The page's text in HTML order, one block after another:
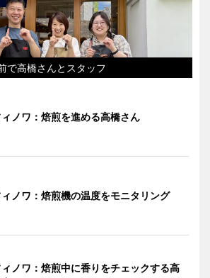
で高橋さんとスタッフ
ィノワ：焙煎を進める高橋さん
ィノワ：焙煎機の温度をモニタリング
ィノワ：焙煎中に香りをチェックする高